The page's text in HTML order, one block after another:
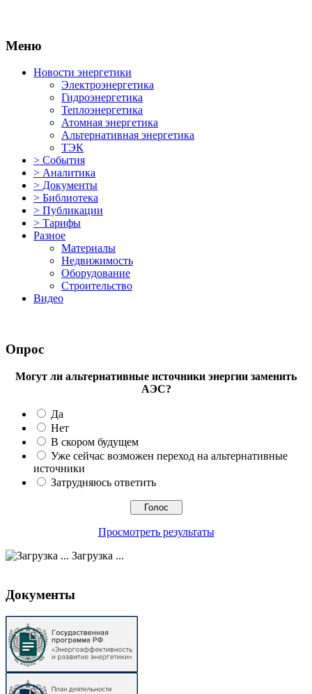
Меню
Новости энергетики
Электроэнергетика
Гидроэнергетика
Теплоэнергетика
Атомная энергетика
Альтернативная энергетика
ТЭК
> События
> Аналитика
> Документы
> Библиотека
> Публикации
> Тарифы
Разное
Материалы
Недвижимость
Оборудование
Строительство
Видео
Опрос
Могут ли альтернативные источники энергии заменить
АЭС?
Да
Нет
В скором будущем
Уже сейчас возможен переход на альтернативные
источники
Затрудняюсь ответить
Просмотреть результаты
Загрузка ...
Документы